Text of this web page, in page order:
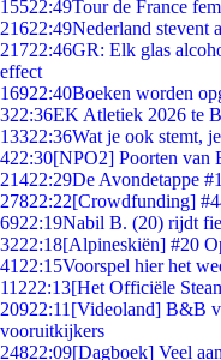
15522:49Tour de France
21622:49Nederland stevent
21722:46GR: Elk glas
effect
16922:40Boeken worden
322:36EK Atletiek 2026 te
13322:36Wat je ook stemt,
422:30[NPO2] Poorten van
21422:29De Avondetappe
27822:22[Crowdfunding]
6922:19Nabil B. (20) rijdt
3222:18[Alpineskiën] #20
41 22:15Voorspel hier het
11222:13[Het Officiële
20922:11 [Videoland] B&B
vooruitkijkers
24822:09[Dagboek] Veel